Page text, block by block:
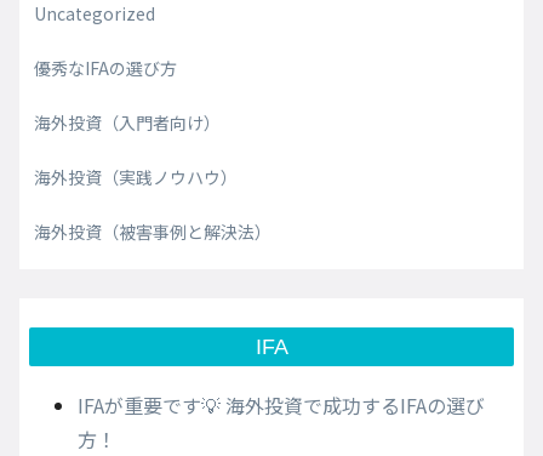
Uncategorized
優秀なIFAの選び方
海外投資（入門者向け）
海外投資（実践ノウハウ）
海外投資（被害事例と解決法）
IFA
IFAが重要です💡 海外投資で成功するIFAの選び
方！